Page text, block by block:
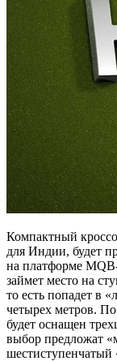
Компактный
для Индии, будет
на платформе
займет место на
то есть попадет в
четырех метров.
будет оснащен
выбор предложат
шестиступенчатый